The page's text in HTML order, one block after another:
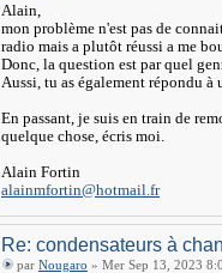
Alain,
mon problème n'est pas de
radio mais a plutôt réussi a me
Donc, la question est par quel
Aussi, tu as également répondu à
En passant, je suis en train de
quelque chose, écris moi.
Alain Fortin
alainmfortin@hotmail.fr
Re: condensateurs à
par Nougaro » Mer Sep 13, 2023